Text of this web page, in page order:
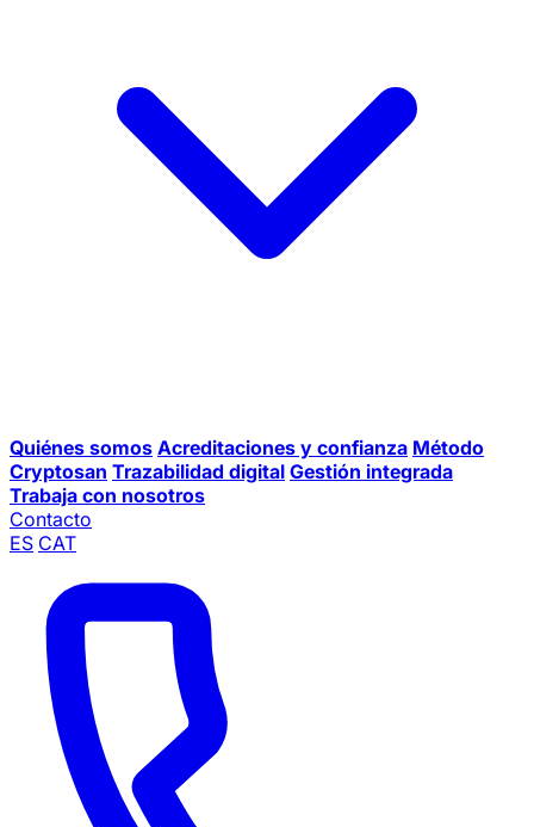
Quiénes somos Acreditaciones y confianza Método
Cryptosan Trazabilidad digital Gestión integrada
Trabaja con nosotros
Contacto
ES CAT